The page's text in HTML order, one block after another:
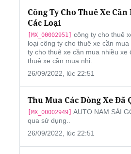
Công Ty Cho Thuê Xe
Các Loại
[MX_00002951]
công ty cho thuê
loại công ty cho thuê xe cần
ty cho thuê xe cần mua nhiều
thuê xe cần mua nhi.
26/09/2022, lúc 22:51
Thu Mua Các Dòng Xe Đã
[MX_00002949]
AUTO NAM SÀI
qua sử dụng..
26/09/2022, lúc 22:51